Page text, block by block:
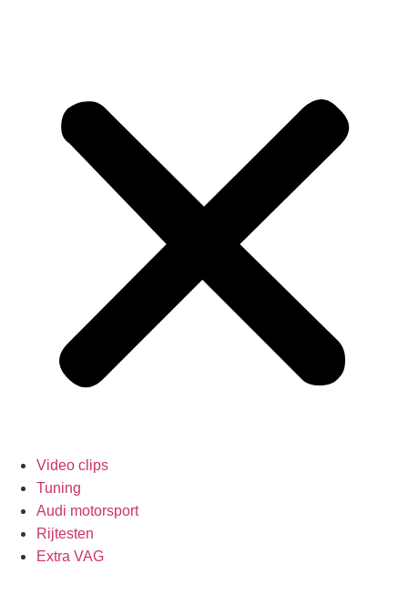
Video clips
Tuning
Audi motorsport
Rijtesten
Extra VAG